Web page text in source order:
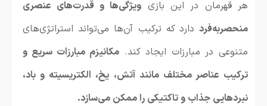
هر قهرمان در این بازیویژگی‌ها و قدرت‌های عنصری
منحصربه‌فرد دارد که ترکیب آن‌ها می‌تواند استراتژی‌های
متنوعی در مبارزات ایجاد کند. مکانیزم مبارزات سریع و
ترکیب عناصر مختلف مانند آتش، یخ، الکتریسیته و باد،
نبردهایی جذاب و تاکتیکی را ممکن می‌سازد.